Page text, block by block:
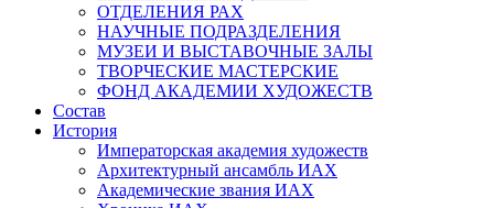
ОТДЕЛЕНИЯ РАХ
НАУЧНЫЕ ПОДРАЗДЕЛЕНИЯ
МУЗЕИ И ВЫСТАВОЧНЫЕ ЗАЛЫ
ТВОРЧЕСКИЕ МАСТЕРСКИЕ
ФОНД АКАДЕМИИ ХУДОЖЕСТВ
Состав
История
Императорская академия художеств
Архитектурный ансамбль ИАХ
Академические звания ИАХ